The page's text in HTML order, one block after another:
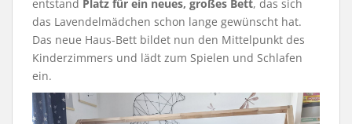
entstand Platz für ein neues, großes Bett, das sich
das Lavendelmädchen schon lange gewünscht hat.
Das neue Haus-Bett bildet nun den Mittelpunkt des
Kinderzimmers und lädt zum Spielen und Schlafen
ein.